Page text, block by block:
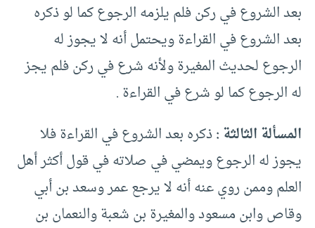
بعد الشروع في ركن فلم يلزمه الرجوع كما لو ذكره
بعد الشروع في القراءة ويحتمل أنه لا يجوز له
الرجوع لحديث المغيرة ولأنه شرع في ركن فلم يجز
له الرجوع كما لو شرع في القراءة .
المسألة الثالثة :ذكره بعد الشروع في القراءة فلا
يجوز له الرجوع ويمضي في صلاته في قول أكثر أهل
العلم وممن روي عنه أنه لا يرجع عمر وسعد بن أبي
وقاص وابن مسعود والمغيرة بن شعبة والنعمان بن